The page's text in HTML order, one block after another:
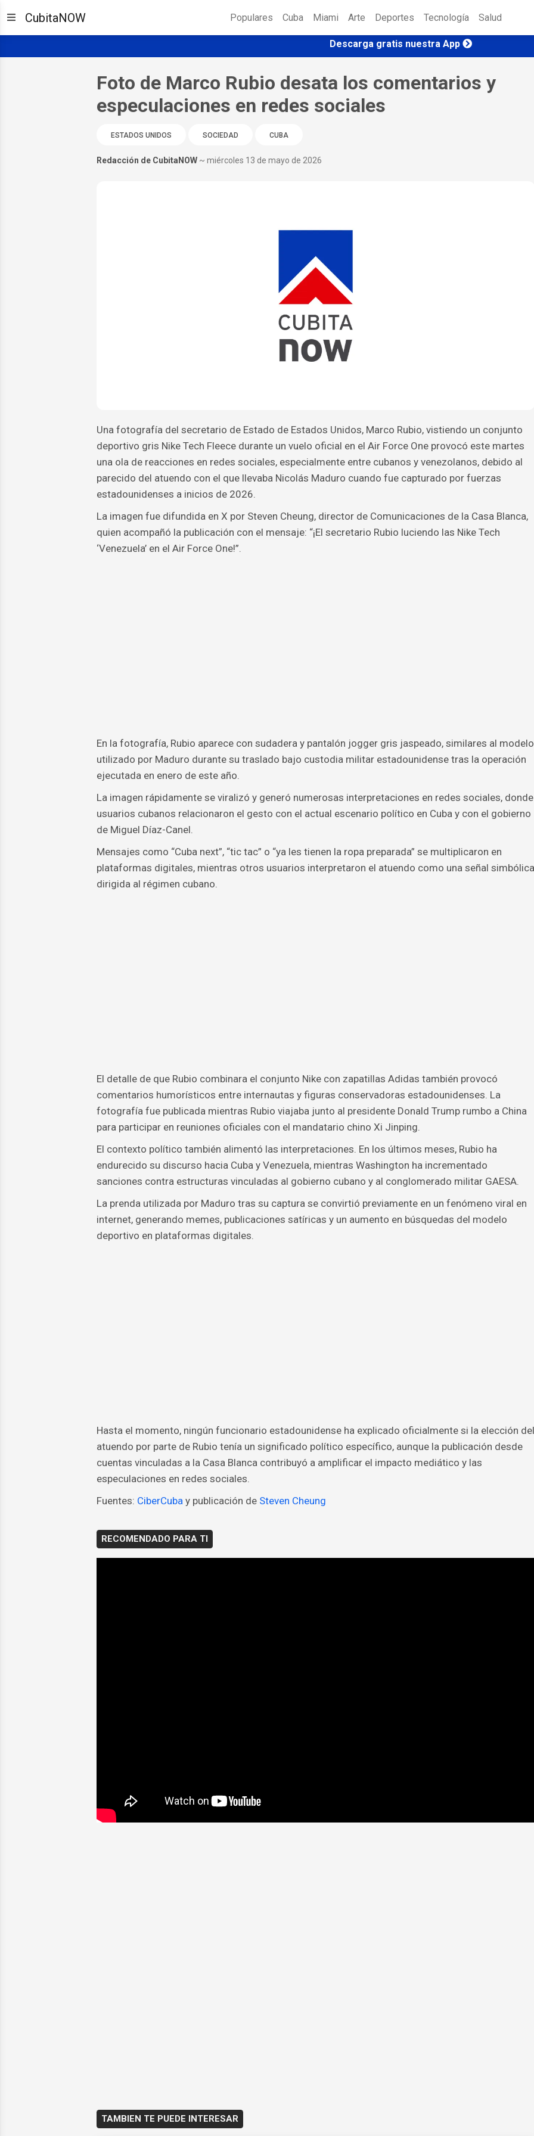
CubitaNOW Populares Cuba Miami Arte Deportes Tecnología Salud
Descarga gratis nuestra App
Foto de Marco Rubio desata los comentarios y
especulaciones en redes sociales
ESTADOS UNIDOS SOCIEDAD CUBA
Redacción de CubitaNOW ~ miércoles 13 de mayo de 2026
Una fotografía del secretario de Estado de Estados Unidos, Marco Rubio, vistiendo un conjunto
deportivo gris Nike Tech Fleece durante un vuelo oficial en el Air Force One provocó este martes
una ola de reacciones en redes sociales, especialmente entre cubanos y venezolanos, debido al
parecido del atuendo con el que llevaba Nicolás Maduro cuando fue capturado por fuerzas
estadounidenses a inicios de 2026.
La imagen fue difundida en X por Steven Cheung, director de Comunicaciones de la Casa Blanca,
quien acompañó la publicación con el mensaje: “¡El secretario Rubio luciendo las Nike Tech
‘Venezuela’ en el Air Force One!”.
En la fotografía, Rubio aparece con sudadera y pantalón jogger gris jaspeado, similares al modelo
utilizado por Maduro durante su traslado bajo custodia militar estadounidense tras la operación
ejecutada en enero de este año.
La imagen rápidamente se viralizó y generó numerosas interpretaciones en redes sociales, donde
usuarios cubanos relacionaron el gesto con el actual escenario político en Cuba y con el gobierno
de Miguel Díaz-Canel.
Mensajes como “Cuba next”, “tic tac” o “ya les tienen la ropa preparada” se multiplicaron en
plataformas digitales, mientras otros usuarios interpretaron el atuendo como una señal simbólica
dirigida al régimen cubano.
El detalle de que Rubio combinara el conjunto Nike con zapatillas Adidas también provocó
comentarios humorísticos entre internautas y figuras conservadoras estadounidenses. La
fotografía fue publicada mientras Rubio viajaba junto al presidente Donald Trump rumbo a China
para participar en reuniones oficiales con el mandatario chino Xi Jinping.
El contexto político también alimentó las interpretaciones. En los últimos meses, Rubio ha
endurecido su discurso hacia Cuba y Venezuela, mientras Washington ha incrementado
sanciones contra estructuras vinculadas al gobierno cubano y al conglomerado militar GAESA.
La prenda utilizada por Maduro tras su captura se convirtió previamente en un fenómeno viral en
internet, generando memes, publicaciones satíricas y un aumento en búsquedas del modelo
deportivo en plataformas digitales.
Hasta el momento, ningún funcionario estadounidense ha explicado oficialmente si la elección del
atuendo por parte de Rubio tenía un significado político específico, aunque la publicación desde
cuentas vinculadas a la Casa Blanca contribuyó a amplificar el impacto mediático y las
especulaciones en redes sociales.
Fuentes: CiberCubay publicación de Steven Cheung
RECOMENDADO PARA TI
TAMBIEN TE PUEDE INTERESAR